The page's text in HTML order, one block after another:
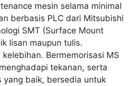
mesin selama minimal
berbasis PLC dari Mitsubishi
SMT (Surface Mount
lisan maupun tulis.
Bermemorisasi MS
tekanan, serta
yang baik, bersedia untuk